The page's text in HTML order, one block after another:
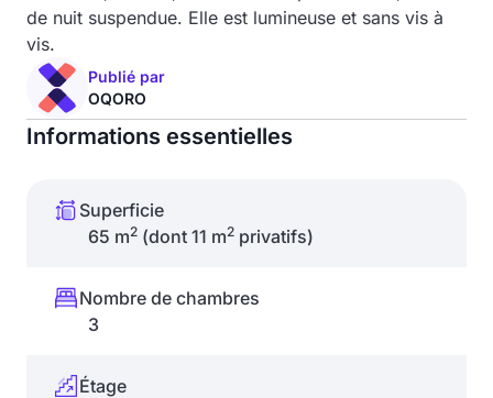
de nuit suspendue. Elle est lumineuse et sans vis à
vis.
Publié par
OQORO
Informations essentielles
Superficie
65 m2 (dont 11 m2 privatifs)
Nombre de chambres
3
Étage